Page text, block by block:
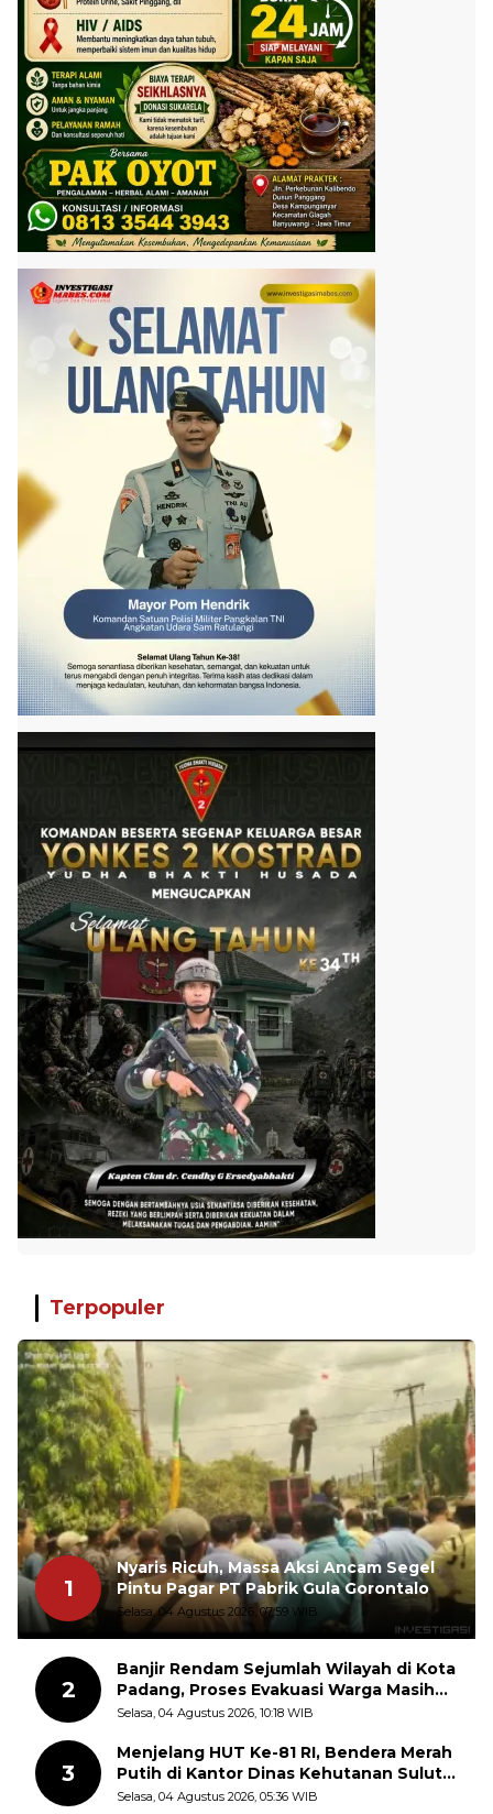
Terpopuler
1
Nyaris Ricuh, Massa Aksi Ancam Segel
Pintu Pagar PT Pabrik Gula Gorontalo
Selasa, 04 Agustus 2026, 07:59 WIB
2
Banjir Rendam Sejumlah Wilayah di Kota
Padang, Proses Evakuasi Warga Masih
Berlangsung
Selasa, 04 Agustus 2026, 10:18 WIB
3
Menjelang HUT Ke-81 RI, Bendera Merah
Putih di Kantor Dinas Kehutanan Sulut
Disorot Warga
Selasa, 04 Agustus 2026, 05:36 WIB